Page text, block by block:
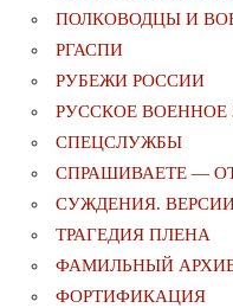
ПОЛКОВОДЦЫ И
РГАСПИ
РУБЕЖИ РОССИИ
РУССКОЕ ВОЕННОЕ
СПЕЦСЛУЖБЫ
СПРАШИВАЕТЕ —
СУЖДЕНИЯ.
ТРАГЕДИЯ ПЛЕНА
ФАМИЛЬНЫЙ
ФОРТИФИКАЦИЯ